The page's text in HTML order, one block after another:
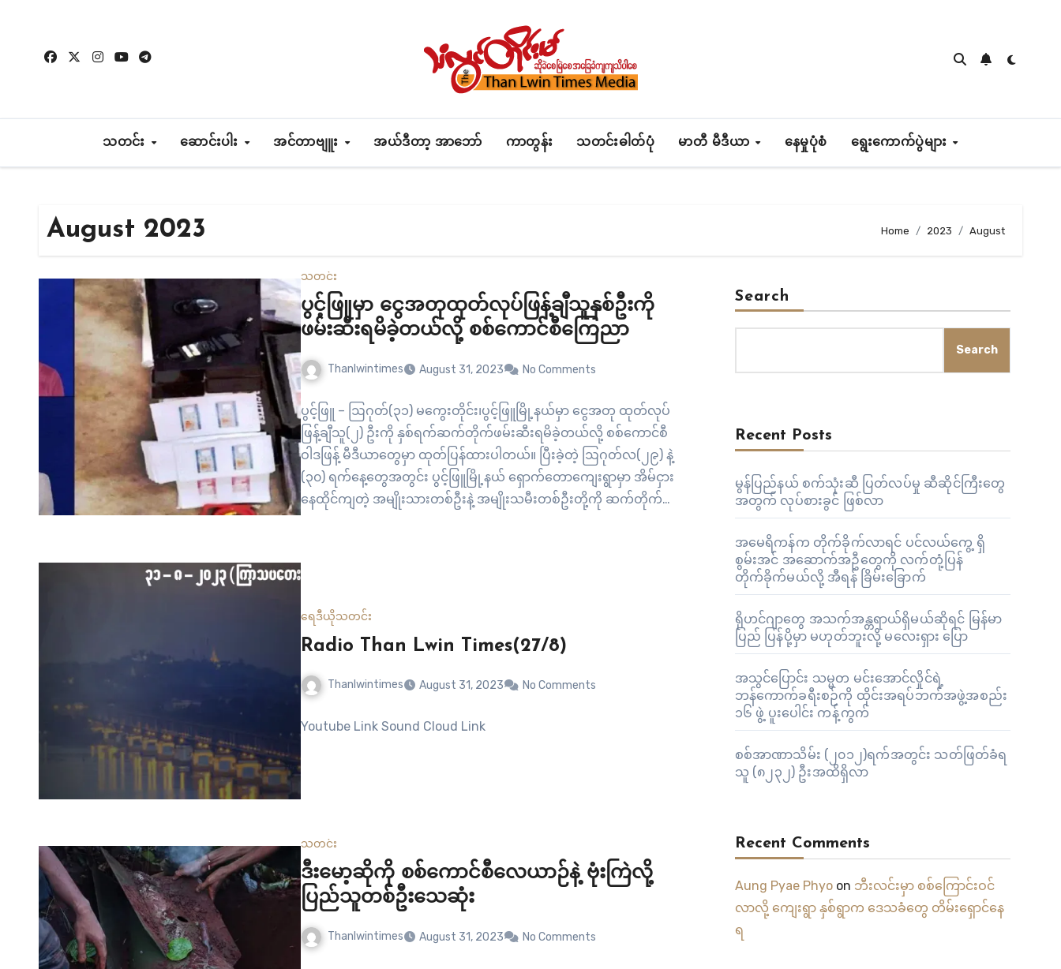
content
သတင်း ဆောင်းပါး အင်တာဗျူး အယ်ဒီတာ့ အာဘော် ကာတွန်း သတင်းဓါတ်ပုံ မာတီ မီဒီယာ နေမှုပုံစံ ရွေးကောက်ပွဲများ
August 2023 Home 2023 August
သတင်း
ပွင့်ဖြူမှာ ငွေအတုထုတ်လုပ်ဖြန့်ချီသူနှစ်ဦးကို
ဖမ်းဆီးရမိခဲ့တယ်လို့ စစ်ကောင်စီကြေညာ
Thanlwintimes August 31, 2023 No Comments
ပွင့်ဖြူ – ဩဂုတ်(၃၁) မကွေးတိုင်း၊ပွင့်ဖြူမြို့နယ်မှာ ငွေအတု ထုတ်လုပ်
ဖြန့်ချီသူ(၂) ဦးကို နှစ်ရက်ဆက်တိုက်ဖမ်းဆီးရမိခဲ့တယ်လို့ စစ်ကောင်စီ
ဝါဒဖြန့် မီဒီယာတွေမှာ ထုတ်ပြန်ထားပါတယ်။ ပြီးခဲ့တဲ့ ဩဂုတ်လ(၂၉) နဲ့
(၃၀) ရက်နေ့တွေအတွင်း ပွင့်ဖြူမြို့နယ် ရှောက်တောကျေးရွာမှာ အိမ်ငှား
နေထိုင်ကျတဲ့ အမျိုးသားတစ်ဦးနဲ့ အမျိုးသမီးတစ်ဦးတို့ကို ဆက်တိုက်
ဆိုင်တစ်ခုမှာ ဖမ်းဆီးရမိခဲ့တာဖြစ်တယ်လို့…
ရေဒီယိုသတင်း
Radio Than Lwin Times(27/8)
Thanlwintimes August 31, 2023 No Comments
Youtube Link Sound Cloud Link
သတင်း
ဒီးမော့ဆိုကို စစ်ကောင်စီလေယာဉ်နဲ့ ဗုံးကြဲလို့
ပြည်သူတစ်ဦးသေဆုံး
Thanlwintimes August 31, 2023 No Comments
Search
Search
Recent Posts
မွန်ပြည်နယ် စက်သုံးဆီ ပြတ်လပ်မှု ဆီဆိုင်ကြီးတွေ
အတွက် လုပ်စားခွင် ဖြစ်လာ
အမေရိကန်က တိုက်ခိုက်လာရင် ပင်လယ်ကွေ့ ရှိ
စွမ်းအင် အဆောက်အဦတွေကို လက်တုံ့ပြန်
တိုက်ခိုက်မယ်လို့ အီရန် ခြိမ်းခြောက်
ရိုဟင်ဂျာတွေ အသက်အန္တရာယ်ရှိမယ်ဆိုရင် မြန်မာ
ပြည် ပြန်ပို့မှာ မဟုတ်ဘူးလို့ မလေးရှား ပြော
အသွင်ပြောင်း သမ္မတ မင်းအောင်လှိုင်ရဲ့
ဘန်ကောက်ခရီးစဉ်ကို ထိုင်းအရပ်ဘက်အဖွဲ့အစည်း
၁၆ ဖွဲ့ ပူးပေါင်း ကန့်ကွက်
စစ်အာဏာသိမ်း (၂၀၁၂)ရက်အတွင်း သတ်ဖြတ်ခံရ
သူ (၈၂၃၂) ဦးအထိရှိလာ
Recent Comments
Aung Pyae Phyoon ဘီးလင်းမှာ စစ်ကြောင်းဝင်
လာလို့ ကျေးရွာ နှစ်ရွာက ဒေသခံတွေ တိမ်းရှောင်နေ
ရ